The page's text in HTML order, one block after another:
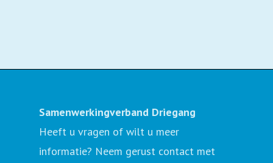
Samenwerkingverband Driegang
Heeft u vragen of wilt u meer
informatie? Neem gerust contact met